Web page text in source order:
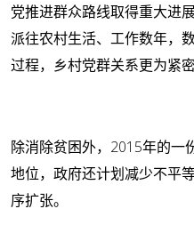
党推进群众路线取得重大进
派往农村生活、工作数年，
过程，乡村党群关系更为紧密
除消除贫困外，2015年的一
地位，政府还计划减少不平
序扩张。